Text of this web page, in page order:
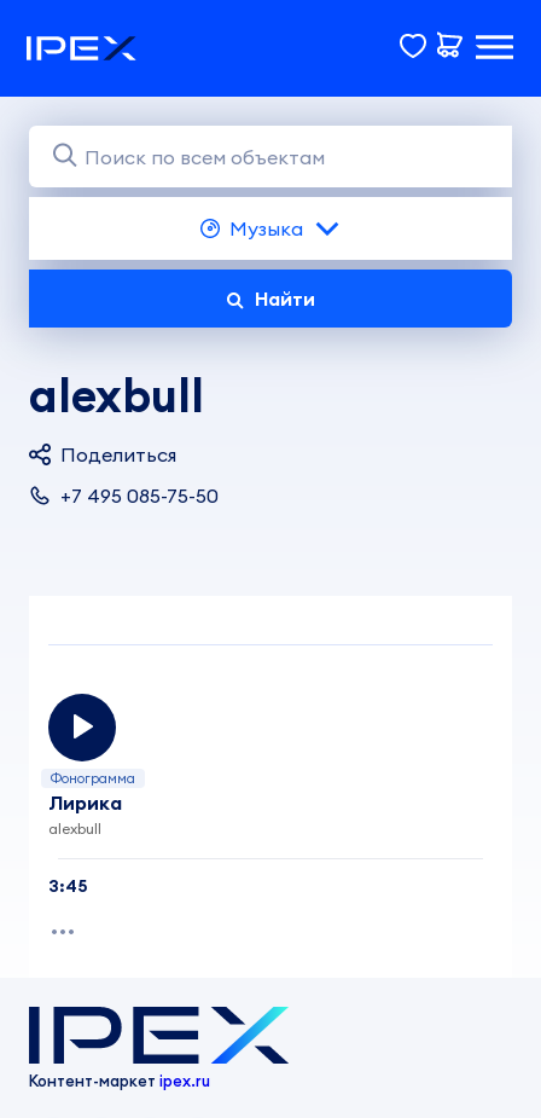
Музыка
Найти
alexbull
Поделиться
+7 495 085-75-50
Фонограмма
Лирика
alexbull
3:45
Контент-маркет ipex.ru